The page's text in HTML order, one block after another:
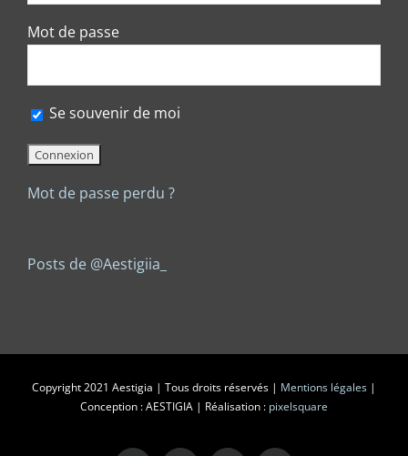
Mot de passe
Se souvenir de moi
Mot de passe perdu ?
Posts de @Aestigiia_
Copyright 2021 Aestigia | Tous droits réservés | Mentions légales |
Conception : AESTIGIA | Réalisation : pixelsquare